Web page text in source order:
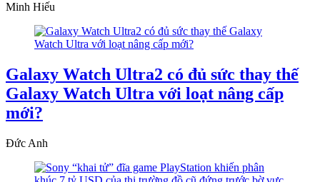
Minh Hiếu
Galaxy Watch Ultra2 có đủ sức thay thế
Galaxy Watch Ultra với loạt nâng cấp
mới?
Đức Anh